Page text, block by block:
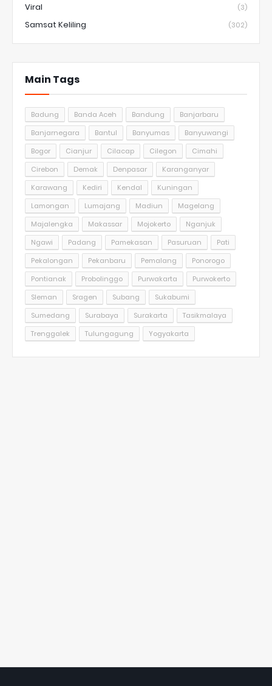
Viral (3)
Samsat Keliling (302)
Main Tags
Badung Banda Aceh Bandung
Banjarbaru
Banjarnegara
Bantul Banyumas
Banyuwangi
Bogor
Cianjur Cilacap Cilegon
Cimahi
Cirebon
Demak Denpasar
Karanganyar
Karawang
Kediri Kendal
Kuningan
Lamongan
Lumajang Madiun
Magelang
Majalengka
Makassar Mojokerto
Nganjuk
Ngawi
Padang Pamekasan Pasuruan
Pati
Pekalongan
Pekanbaru Pemalang
Ponorogo
Pontianak
Probolinggo Purwakarta
Purwokerto
Sleman
Sragen Subang
Sukabumi
Sumedang
Surabaya Surakarta
Tasikmalaya
Trenggalek
Tulungagung Yogyakarta